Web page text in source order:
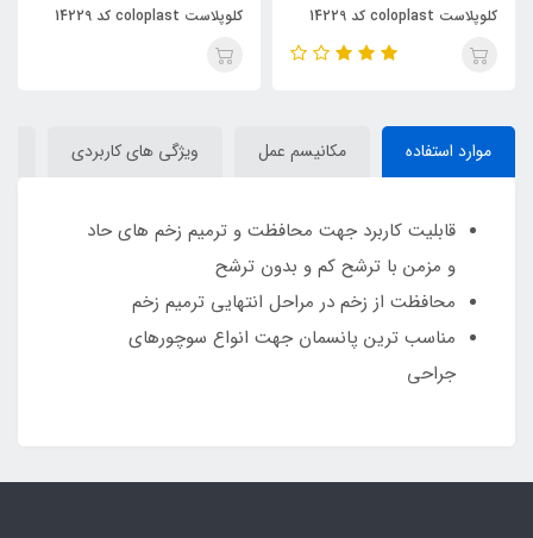
کلوپلاست coloplast کد 14229 کلوپلاست coloplast کد 14229
موارد استفاده مکانیسم عمل ويژگي هاي كاربردي
قابلیت کاربرد جهت محافظت و ترمیم زخم ‏های حاد
و مزمن با ترشح کم و بدون ترشح
محافظت از زخم در مراحل انتهایی ترمیم زخم
مناسب ‏ترین پانسمان جهت انواع سوچورهای
جراحی